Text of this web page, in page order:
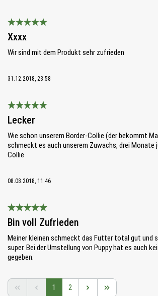
Bewertung mit 5 von 5 Sternen
Xxxx
Wir sind mit dem Produkt sehr zufrieden
31.12.2018, 23:58
Bewertung mit 5 von 5 Sternen
Lecker
Wie schon unserem Border-Collie (der bekommt
schmeckt es auch unserem Zuwachs, drei Monate
Collie
08.08.2018, 11:46
Bewertung mit 5 von 5 Sternen
Bin voll Zufrieden
Meiner kleinen schmeckt das Futter total gut und
super. Bei der Umstellung von Puppy hat es auch
gegeben.
Seite
1 Seite
2